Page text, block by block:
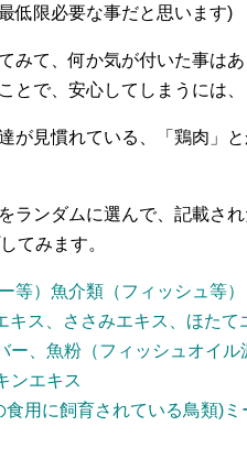
低限必要な事だと思います)
みて、何か気が付いた事は
とで、安心してしまうには、
が見慣れている、「鶏肉」と
ランダムに選んで、記載さ
てみます。
等）魚介類（フィッシュ等）
キス、ささみエキス、ほたて
ー、魚粉（フィッシュオイ
ンエキス
用に飼育されている鳥類)